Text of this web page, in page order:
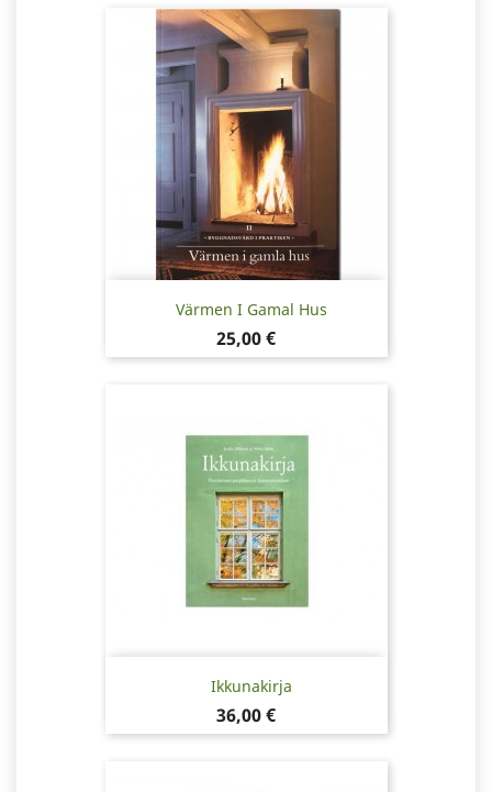
Värmen I Gamal Hus
Pris
25,00 €
Ikkunakirja
Pris
36,00 €